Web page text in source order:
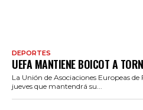
DEPORTES
UEFA MANTIENE BOICOT A
La Unión de Asociaciones Europeas
jueves que mantendrá su...